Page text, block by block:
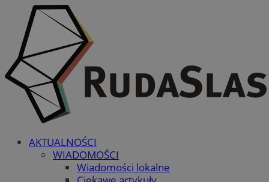
AKTUALNOŚCI
WIADOMOŚCI
Wiadomości lokalne